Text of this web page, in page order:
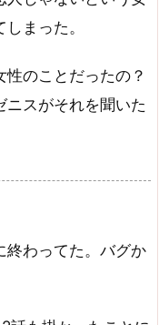
まった。
のことだったの？
スがそれを聞いた
終わってた。バグか